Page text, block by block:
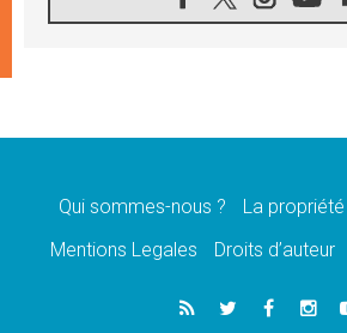
06.08.2026
l'espérance» affirme Mgr
Le nonce en Ukraine: «Il
05.08.2026
Léon XIV au Pérou, une
Qui sommes-nous ? La propriété
Mentions Legales
Droits d’auteur